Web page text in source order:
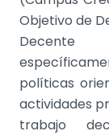
Objetivo de
Decente
políticas
actividades
trabajo